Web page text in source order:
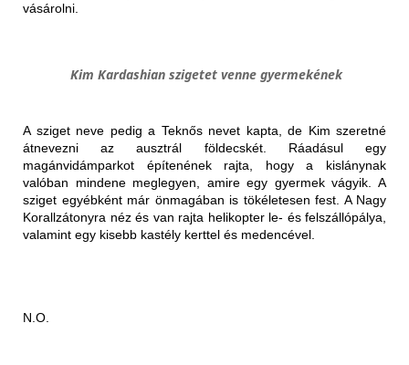
vásárolni.
Kim Kardashian szigetet venne gyermekének
A sziget neve pedig a Teknős nevet kapta, de Kim szeretné
átnevezni az ausztrál földecskét. Ráadásul egy
magánvidámparkot építenének rajta, hogy a kislánynak
valóban mindene meglegyen, amire egy gyermek vágyik. A
sziget egyébként már önmagában is tökéletesen fest. A Nagy
Korallzátonyra néz és van rajta helikopter le- és felszállópálya,
valamint egy kisebb kastély kerttel és medencével.
N.O.